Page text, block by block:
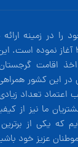
را در زمینه
کشور گرجستان از سال 2017
اقامت
در این کشور
تعداد
ما نیز از
که یکی از
عزیز خود